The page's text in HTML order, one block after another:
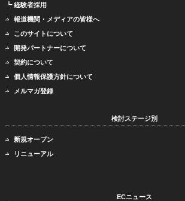
┗ 経験者採用
報道機関・メディアの皆様へ
このサイトについて
開発パートナーについて
契約について
個人情報保護方針について
メルマガ登録
検討ステージ別
新規オープン
リニューアル
ECニュース